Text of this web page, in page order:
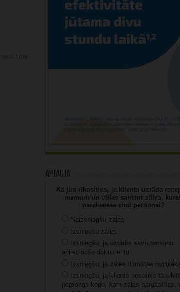
Aptauja
Kā jūs rīkosities, ja klients uzrāda
numuru un vēlas saņemt zāles,
parakstītas citai personai?
Neizsniegšu zāles.
Izsniegšu zāles.
Izsniegšu, ja uzrādīs savu personu
apliecinošu dokumentu.
Izsniegšu, ja zāles domātas
Izsniegšu, ja klients nosauks tā
personas kodu, kam zāles parakstītas,